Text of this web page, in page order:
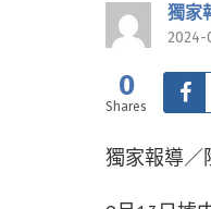
獨家
2024-
0
Shares
獨家報導／